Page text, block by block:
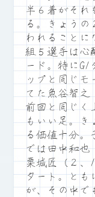
半６着がそれ
る。きょうの
われることに
組５選手は心
ード。特に
ップと同じモ
てた魚谷智之
前回と同じく
もいい足。き
る価値十分。
では田中和也
栗城匠（２、
タート。とも
が、その中で